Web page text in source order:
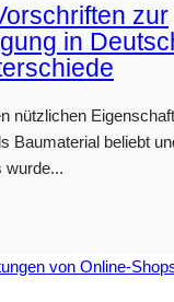
zur
in
nützlichen
Baumaterial beliebt
wurde...